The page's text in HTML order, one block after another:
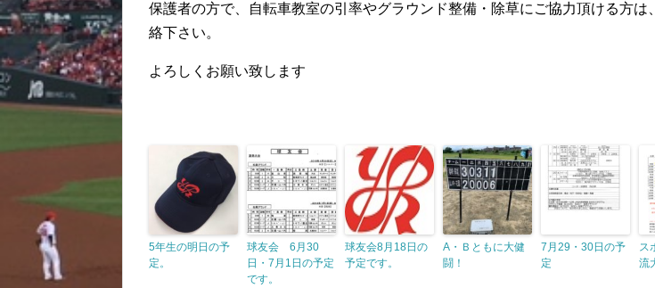
保護者の方で、自転車教室の引率やグラウンド整備・除草にご協力頂ける方は
絡下さい。
よろしくお願い致します
5年生の明日の予
定。
球友会 6月30
日・7月1日の予定
です。
球友会8月18日の
予定です。
A・Ｂともに大健
闘！
7月29・30日の予
定
ス
流